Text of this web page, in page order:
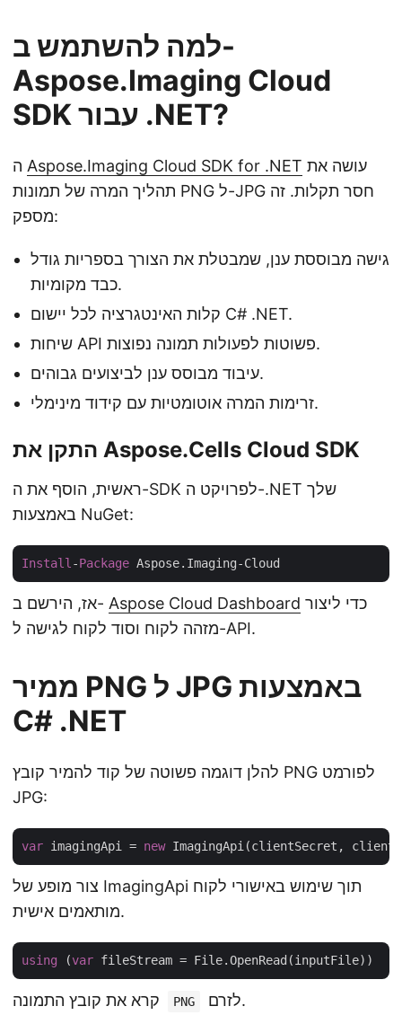
למה להשתמש ב-
Aspose.Imaging Cloud
SDK עבור .NET?
Aspose.Imaging Cloud SDK for .NET
תהליך המרה של תמונות PNG ל-JPG חסר תקלות. זה
מספק:
גישה מבוססת ענן, שמבטלת את הצורך בספריות גודל
כבד מקומיות.
קלות האינטגרציה לכל יישום C# .NET.
שיחות API פשוטות לפעולות תמונה נפוצות.
עיבוד מבוסס ענן לביצועים גבוהים.
זרימות המרה אוטומטיות עם קידוד מינימלי.
התקן את Aspose.Cells Cloud SDK
ראשית, הוסף את ה-SDK לפרויקט ה-.NET שלך
באמצעות NuGet:
Install -Package
אז, הירשם ב- Aspose Cloud Dashboard
מזהה לקוח וסוד לקוח לגישה ל-API.
ממיר PNG ל JPG באמצעות
C# .NET
להלן דוגמה פשוטה של קוד להמיר קובץ PNG לפורמט
JPG:
var imagingApi = new
צור מופע של ImagingApi תוך שימוש באישורי לקוח
מותאמים אישית.
using (var
PNG לזרם.